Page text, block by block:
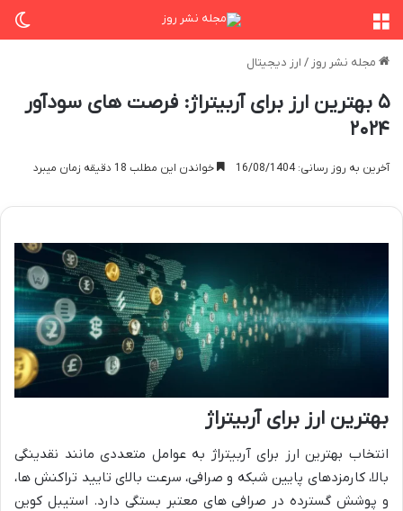
مجله نشر روز / ارز دیجیتال
۵ بهترین ارز برای آربیتراژ: فرصت های سودآور
۲۰۲۴
آخرین به روز رسانی: 16/08/1404 خواندن این مطلب 18 دقیقه زمان میبرد
بهترین ارز برای آربیتراژ
انتخاب بهترین ارز برای آربیتراژ به عوامل متعددی مانند نقدینگی
بالا، کارمزدهای پایین شبکه و صرافی، سرعت بالای تایید تراکنش ها،
و پوشش گسترده در صرافی های معتبر بستگی دارد. استیبل کوین